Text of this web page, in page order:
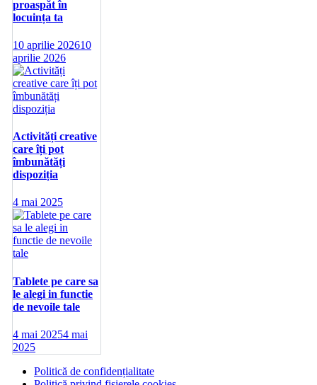
proaspăt în
locuința ta
10 aprilie 202610
aprilie 2026
Activități creative
care îți pot
îmbunătăți
dispoziția
4 mai 2025
Tablete pe care sa
le alegi in functie
de nevoile tale
4 mai 20254 mai
2025
Politică de confidențialitate